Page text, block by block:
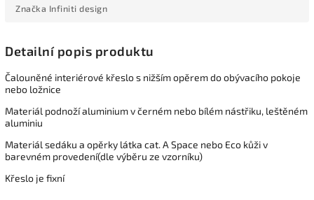
Značka Infiniti design
Detailní popis produktu
Čalouněné interiérové křeslo s nižším opěrem do obývacího pokoje
nebo ložnice
Materiál podnoží aluminium v černém nebo bílém nástřiku, leštěném
aluminiu
Materiál sedáku a opěrky látka cat. A Space nebo Eco kůži v
barevném provedení(dle výběru ze vzorníku)
Křeslo je fixní